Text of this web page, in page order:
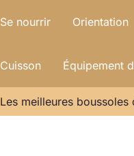
Se nourrir Orientation
Cuisson Équipement
Les meilleures